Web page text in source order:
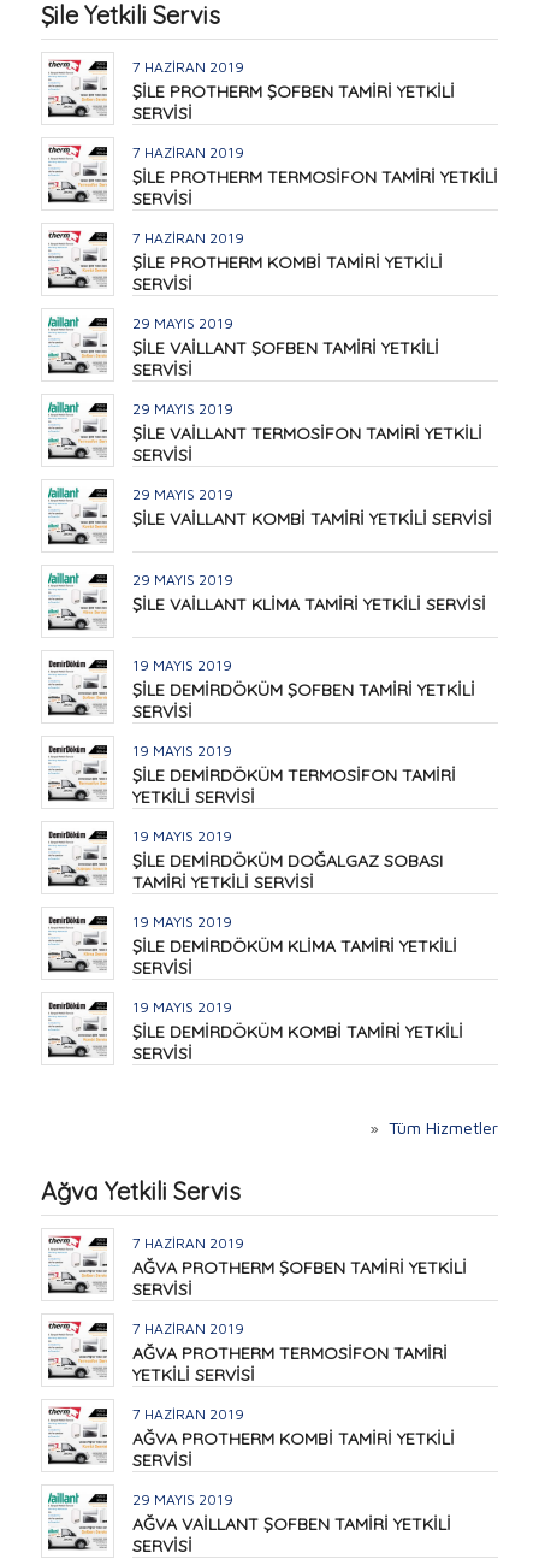
Şile Yetkili Servis
7 HAZIRAN 2019
ŞİLE PROTHERM ŞOFBEN TAMİRİ YETKİLİ
SERVİSİ
7 HAZIRAN 2019
ŞİLE PROTHERM TERMOSİFON TAMİRİ YETKİLİ
SERVİSİ
7 HAZIRAN 2019
ŞİLE PROTHERM KOMBİ TAMİRİ YETKİLİ
SERVİSİ
29 MAYIS 2019
ŞİLE VAİLLANT ŞOFBEN TAMİRİ YETKİLİ
SERVİSİ
29 MAYIS 2019
ŞİLE VAİLLANT TERMOSİFON TAMİRİ YETKİLİ
SERVİSİ
29 MAYIS 2019
ŞİLE VAİLLANT KOMBİ TAMİRİ YETKİLİ SERVİSİ
29 MAYIS 2019
ŞİLE VAİLLANT KLİMA TAMİRİ YETKİLİ SERVİSİ
19 MAYIS 2019
ŞİLE DEMİRDÖKÜM ŞOFBEN TAMİRİ YETKİLİ
SERVİSİ
19 MAYIS 2019
ŞİLE DEMİRDÖKÜM TERMOSİFON TAMİRİ
YETKİLİ SERVİSİ
19 MAYIS 2019
ŞİLE DEMİRDÖKÜM DOĞALGAZ SOBASI
TAMİRİ YETKİLİ SERVİSİ
19 MAYIS 2019
ŞİLE DEMİRDÖKÜM KLİMA TAMİRİ YETKİLİ
SERVİSİ
19 MAYIS 2019
ŞİLE DEMİRDÖKÜM KOMBİ TAMİRİ YETKİLİ
SERVİSİ
»Tüm Hizmetler
Ağva Yetkili Servis
7 HAZIRAN 2019
AĞVA PROTHERM ŞOFBEN TAMİRİ YETKİLİ
SERVİSİ
7 HAZIRAN 2019
AĞVA PROTHERM TERMOSİFON TAMİRİ
YETKİLİ SERVİSİ
7 HAZIRAN 2019
AĞVA PROTHERM KOMBİ TAMİRİ YETKİLİ
SERVİSİ
29 MAYIS 2019
AĞVA VAİLLANT ŞOFBEN TAMİRİ YETKİLİ
SERVİSİ